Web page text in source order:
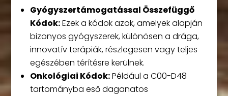
Gyógyszertámogatással Összefüggő
Kódok:Ezek a kódok azok, amelyek alapján
bizonyos gyógyszerek, különösen a drága,
innovatív terápiák, részlegesen vagy teljes
egészében térítésre kerülnek.
Onkológiai Kódok:Például a C00-D48
tartományba eső daganatos